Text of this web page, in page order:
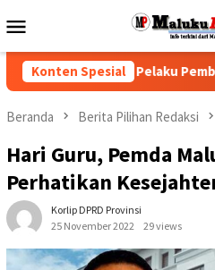
ke
Mobile
Konten Spesial
Tindak Pelaku Pembakaran
Beranda Berita Pilihan Redaksi
Hari Guru, Pemda
Perhatikan
Korlip DPRD Provinsi
25 November 2022
29 views